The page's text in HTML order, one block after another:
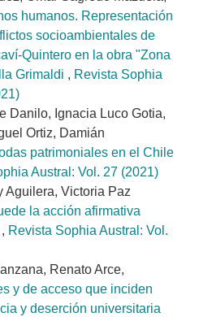
humanos. Representación
socioambientales de
Quintero en la obra "Zona
Grimaldi , Revista Sophia
Danilo, Ignacia Luco Gotia,
Ortiz, Damián
patrimoniales en el Chile
Austral: Vol. 27 (2021)
Aguilera, Victoria Paz
la acción afirmativa
, Revista Sophia Austral: Vol.
Renato Arce,
y de acceso que inciden
y deserción universitaria